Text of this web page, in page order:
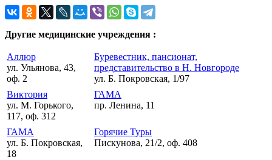
Другие медицинские учреждения :
Аллюр
ул. Ульянова, 43,
оф. 2
Буревестник, пансионат,
представительство в Н. Новгороде
ул. Б. Покровская, 1/97
Виктория
ул. М. Горького,
117, оф. 312
ГАМА
пр. Ленина, 11
ГАМА
ул. Б. Покровская,
18
Горячие Туры
Пискунова, 21/2, оф. 408